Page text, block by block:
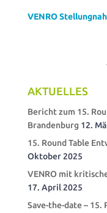
VENRO
AKTUELLES
Bericht zum 15.
Brandenburg 12.
15. Round Table
Oktober 2025
VENRO mit
17. April 2025
Save-the-date –